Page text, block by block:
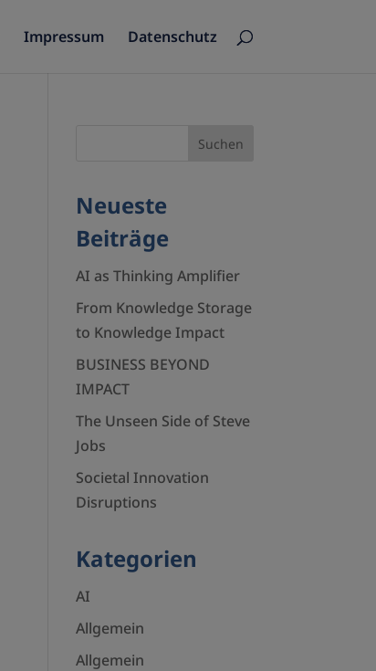
Impressum Datenschutz
Neueste
Beiträge
AI as Thinking Amplifier
From Knowledge Storage
to Knowledge Impact
BUSINESS BEYOND
IMPACT
The Unseen Side of Steve
Jobs
Societal Innovation
Disruptions
Kategorien
AI
Allgemein
Allgemein